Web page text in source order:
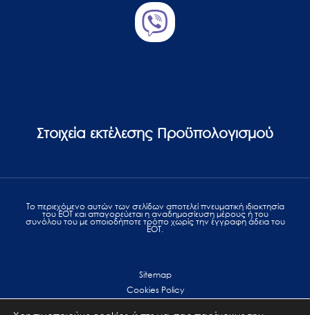
Στοιχεία εκτέλεσης Προϋπολογισμού
Το περιεχόμενο αυτών των σελίδων αποτελεί πvευματική ιδιοκτησία
του ΕΟΤ και απαγορεύεται η αναδημοσίευση μέρους ή του
συνόλου του με οποιοδήποτε τρόπο χωρίς την έγγραφη άδεια του
ΕΟΤ.
Sitemap
Cookies Policy